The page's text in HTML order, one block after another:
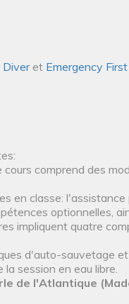
Diveret Emergency
cours comprend des
en classe:
optionnelles,
impliquent quatre
d'auto-sauvetage
session en eau libre.
de l'Atlantique